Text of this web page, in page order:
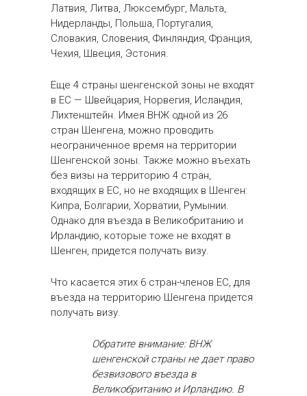
Латвия, Литва, Люксембург, Мальта,
Нидерланды, Польша, Португалия,
Словакия, Словения, Финляндия, Франция,
Чехия, Швеция, Эстония.
Еще 4 страны шенгенской зоны не входят
в ЕС — Швейцария, Норвегия, Исландия,
Лихтенштейн. Имея ВНЖ одной из 26
стран Шенгена, можно проводить
неограниченное время на территории
Шенгенской зоны. Также можно въехать
без визы на территорию 4 стран,
входящих в ЕС, но не входящих в Шенген:
Кипра, Болгарии, Хорватии, Румынии.
Однако для въезда в Великобританию и
Ирландию, которые тоже не входят в
Шенген, придется получать визу.
Что касается этих 6 стран-членов ЕС, для
въезда на территорию Шенгена придется
получать визу.
Обратите внимание: ВНЖ
шенгенской страны не дает право
безвизового въезда в
Великобританию и Ирландию. В